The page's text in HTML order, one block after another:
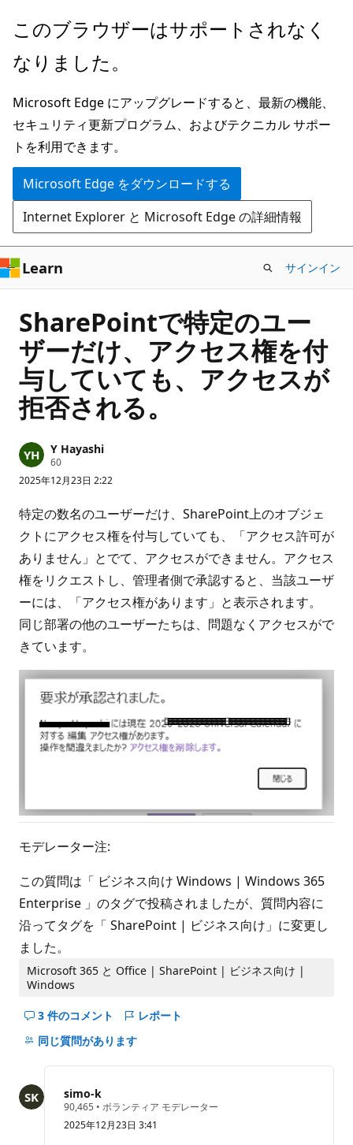
メ
ン
ン
テ
ン
ツ
に
ス
キ
ッ
プ
このブラウザーはサポートされなく
なりました。
Microsoft Edge にアップグレードすると、最新の機能、
セキュリティ更新プログラム、およびテクニカル サポー
トを利用できます。
Microsoft Edge をダウンロードする
Internet Explorer と Microsoft Edge の詳細情報
Learn サインイン
SharePointで特定のユー
ザーだけ、アクセス権を付
与していても、アクセスが
拒否される。
Y Hayashi
60評
価
の
イ
ン
ト
2025年12月23日 2:22
特定の数名のユーザーだけ、SharePoint上のオブジェ
クトにアクセス権を付与していても、「アクセス許可が
ありません」とでて、アクセスができません。アクセス
権をリクエストし、管理者側で承認すると、当該ユーザ
ーには、「アクセス権があります」と表示されます。
同じ部署の他のユーザーたちは、問題なくアクセスがで
きています。
モデレーター注:
この質問は「 ビジネス向け Windows | Windows 365
Enterprise 」のタグで投稿されましたが、質問内容に
沿ってタグを「 SharePoint | ビジネス向け」に変更し
ました。
Microsoft 365 と Office | SharePoint | ビジネス向け |
Windows
3 件のコメント
こ
の
コ
メ
ン
レポート
同じ質問があります
simo-k
90,465 評
の
• ボランティア モデレーター
2025年12月23日 3:41